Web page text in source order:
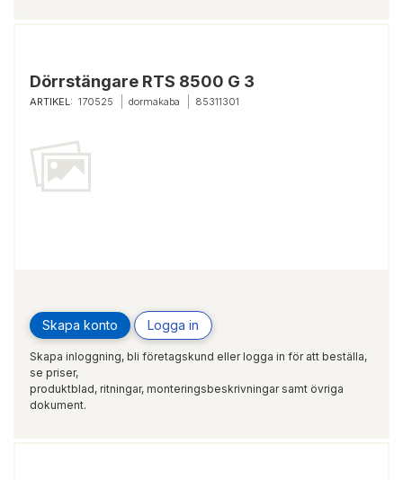
Dörrstängare RTS 8500 G 3
ARTIKEL: 170525 dormakaba 85311301
Skapa konto Logga in
Skapa inloggning, bli företagskund eller logga in för att beställa,
se priser,
produktblad, ritningar, monteringsbeskrivningar samt övriga
dokument.